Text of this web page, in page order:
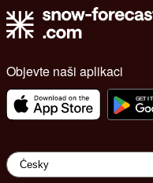
Objevte naši aplikaci